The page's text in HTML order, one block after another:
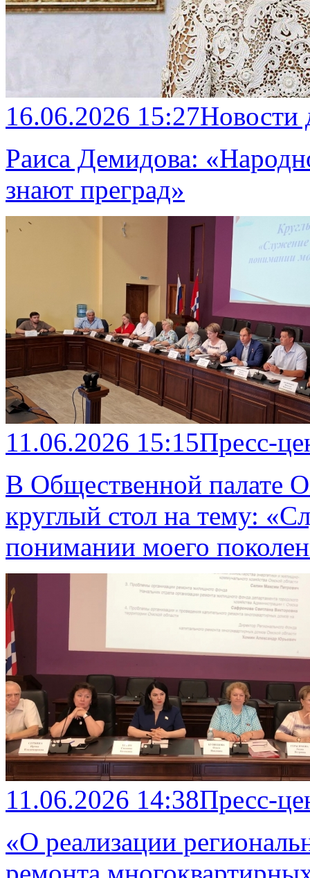
16.06.2026 15:27
Раиса Демидова:
знают преград»
11.06.2026 15:15Пресс-
В Общественной палате
круглый стол на тему:
понимании моего
11.06.2026 14:38Пресс-
«О реализации